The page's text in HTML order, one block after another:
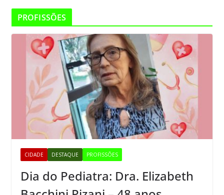
PROFISSÕES
CIDADE DESTAQUE PROFISSÕES
Dia do Pediatra: Dra. Elizabeth